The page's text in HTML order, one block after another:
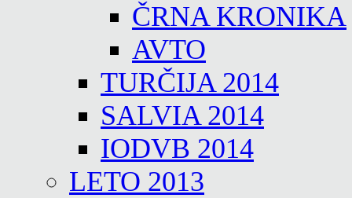
ČRNA KRONIKA
AVTO
TURČIJA 2014
SALVIA 2014
IODVB 2014
LETO 2013